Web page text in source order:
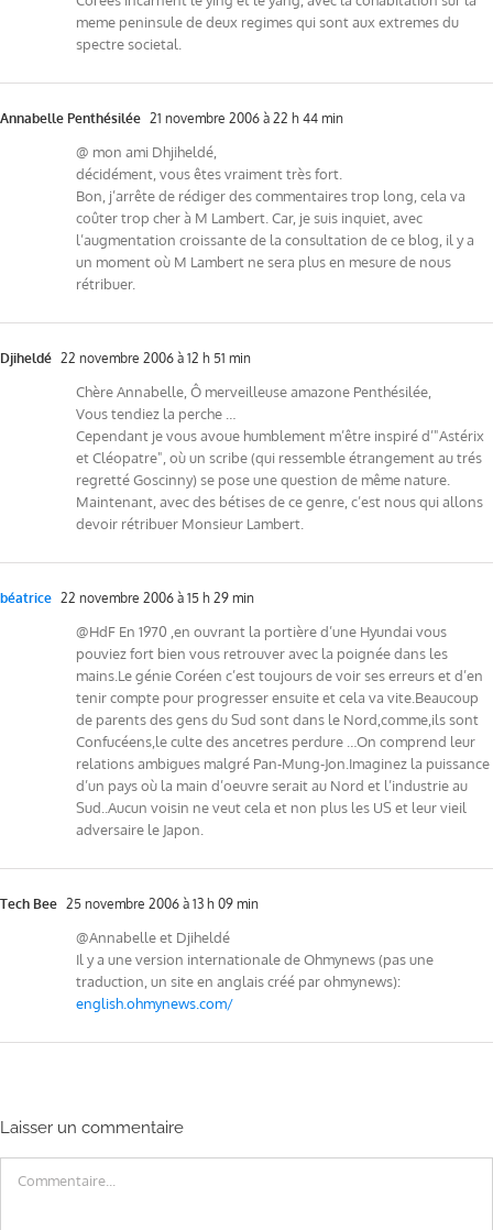
meme peninsule de deux regimes qui sont aux extremes du
spectre societal.
Annabelle Penthésilée 21 novembre 2006 à 22 h 44 min
@ mon ami Dhjiheldé,
décidément, vous êtes vraiment très fort.
Bon, j’arrête de rédiger des commentaires trop long, cela va
coûter trop cher à M Lambert. Car, je suis inquiet, avec
l’augmentation croissante de la consultation de ce blog, il y a
un moment où M Lambert ne sera plus en mesure de nous
rétribuer.
Djiheldé 22 novembre 2006 à 12 h 51 min
Chère Annabelle, Ô merveilleuse amazone Penthésilée,
Vous tendiez la perche …
Cependant je vous avoue humblement m’être inspiré d’"Astérix
et Cléopatre", où un scribe (qui ressemble étrangement au trés
regretté Goscinny) se pose une question de même nature.
Maintenant, avec des bétises de ce genre, c’est nous qui allons
devoir rétribuer Monsieur Lambert.
béatrice 22 novembre 2006 à 15 h 29 min
@HdF En 1970 ,en ouvrant la portière d’une Hyundai vous
pouviez fort bien vous retrouver avec la poignée dans les
mains.Le génie Coréen c’est toujours de voir ses erreurs et d’en
tenir compte pour progresser ensuite et cela va vite.Beaucoup
de parents des gens du Sud sont dans le Nord,comme,ils sont
Confucéens,le culte des ancetres perdure …On comprend leur
relations ambigues malgré Pan-Mung-Jon.Imaginez la puissance
d’un pays où la main d’oeuvre serait au Nord et l’industrie au
Sud..Aucun voisin ne veut cela et non plus les US et leur vieil
adversaire le Japon.
Tech Bee 25 novembre 2006 à 13 h 09 min
@Annabelle et Djiheldé
Il y a une version internationale de Ohmynews (pas une
traduction, un site en anglais créé par ohmynews):
english.ohmynews.com/
Laisser un commentaire